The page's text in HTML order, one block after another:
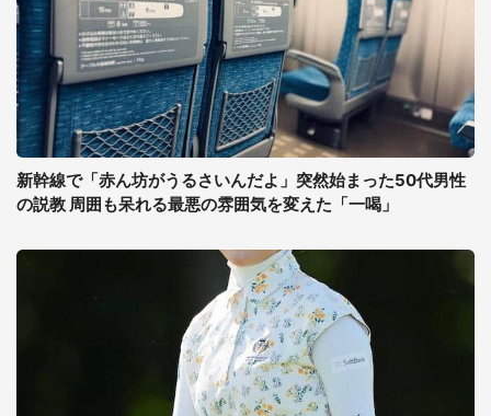
新幹線で「赤ん坊がうるさいんだよ」突然始まった50代男性
の説教 周囲も呆れる最悪の雰囲気を変えた「一喝」